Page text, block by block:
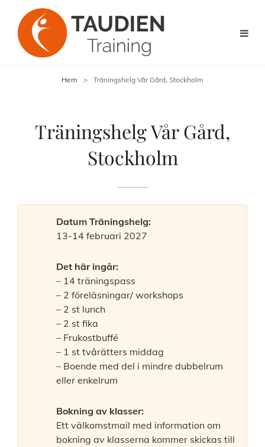
Hem > Träningshelg Vår Gård, Stockholm
Träningshelg Vår Gård,
Stockholm
Datum Träningshelg:
13-14 februari 2027
Det här ingår:
– 14 träningspass
– 2 föreläsningar/ workshops
– 2 st lunch
– 2 st fika
– Frukostbuffé
– 1 st tvårätters middag
– Boende med del i mindre dubbelrum
eller enkelrum
Bokning av klasser:
Ett välkomstmail med information om
bokning av klasserna kommer skickas till